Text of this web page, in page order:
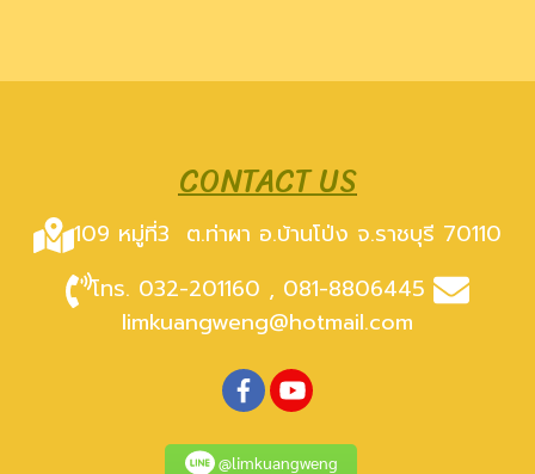
CONTACT US
109 หมู่ที่3 ต.ท่าผา อ.บ้านโป่ง จ.ราชบุรี 70110
โทร. 032-201160 , 081-8806445
limkuangweng@hotmail.com
@limkuangweng